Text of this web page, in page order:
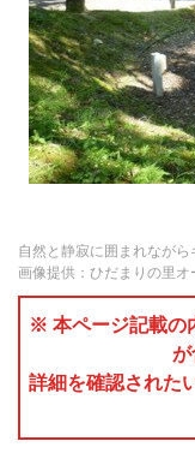
自然と静寂に囲まれなが
画像提供：ひだまりの里
※ 本ページ記載の
が
詳細を確認された